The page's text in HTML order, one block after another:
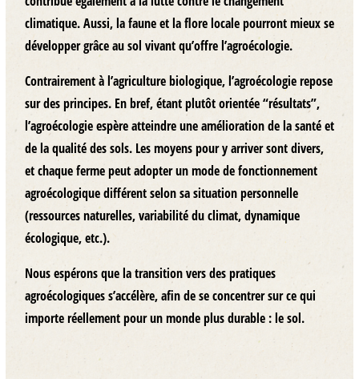
climatique. Aussi, la faune et la flore locale pourront mieux se
développer grâce au sol vivant qu’offre l’agroécologie.
Contrairement à l’agriculture biologique, l’agroécologie repose
sur des principes. En bref, étant plutôt orientée “résultats”,
l’agroécologie espère atteindre une amélioration de la santé et
de la qualité des sols. Les moyens pour y arriver sont divers,
et chaque ferme peut adopter un mode de fonctionnement
agroécologique différent selon sa situation personnelle
(ressources naturelles, variabilité du climat, dynamique
écologique, etc.).
Nous espérons que la transition vers des pratiques
agroécologiques s’accélère, afin de se concentrer sur ce qui
importe réellement pour un monde plus durable : le sol.